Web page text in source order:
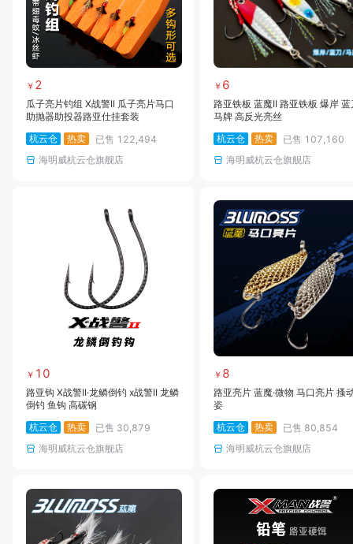
￥ 2
瓜子亮片钓组 X战警II 瓜子亮片马口
助抛器助投器路亚仕挂套装
杭云仓
热卖 已售 122,494
海明威杭云仓旗舰店
￥ 6
路亚铁板 蓝魔II 路亚铁板 爆岸 蓝
马牌 高反光亮丝
杭云仓
热卖 已售 107,160
海明威杭云仓旗舰店
￥ 10
路亚钩 X战警II·龙鳞倒钓 x战警II 龙鳞
倒钓 鱼钩 高碳钢
杭云仓
热卖 已售 30,879
海明威杭云仓旗舰店
￥ 8
路亚亮片 蓝魔·微物 马口亮片 搔
姿
杭云仓
热卖 已售 80,854
海明威杭云仓旗舰店